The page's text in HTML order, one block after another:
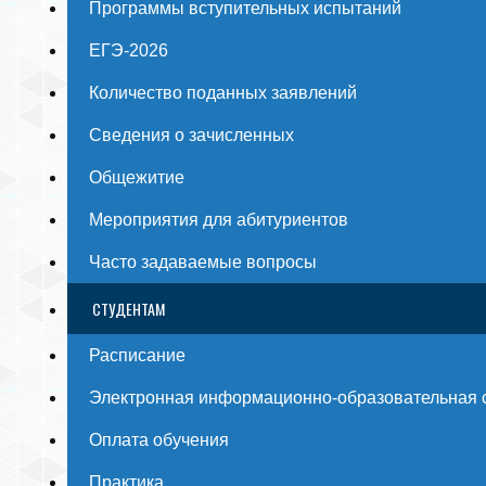
Программы вступительных испытаний
ЕГЭ-2026
Количество поданных заявлений
Сведения о зачисленных
Общежитие
Мероприятия для абитуриентов
Часто задаваемые вопросы
СТУДЕНТАМ
Расписание
Электронная информационно-образовательная
Оплата обучения
Практика